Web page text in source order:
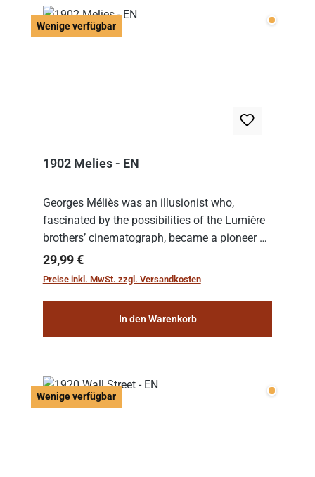
Wenige verfügbar Wenige
1902 Melies - EN
Georges Méliès was an illusionist who,
fascinated by the possibilities of the Lumière
brothers’ cinematograph, became a pioneer of
cinema. In 1902, he filmed his most famous
work: “Le Voyage dans la Lune” (“A Trip to...
Regulärer Preis:
29,99 €
Preise inkl. MwSt. zzgl. Versandkosten
In den Warenkorb
Wenige verfügbar Wenige